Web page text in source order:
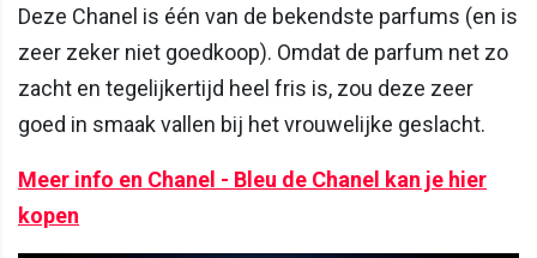
Deze Chanel is één van de bekendste parfums (en is
zeer zeker niet goedkoop). Omdat de parfum net zo
zacht en tegelijkertijd heel fris is, zou deze zeer
goed in smaak vallen bij het vrouwelijke geslacht.
Meer info en Chanel - Bleu de Chanel kan je hier
kopen